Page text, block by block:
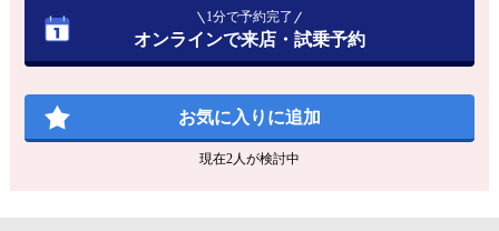
1分で予約完了
オンラインで来店・試乗予約
お気に入りに追加
現在2人が検討中